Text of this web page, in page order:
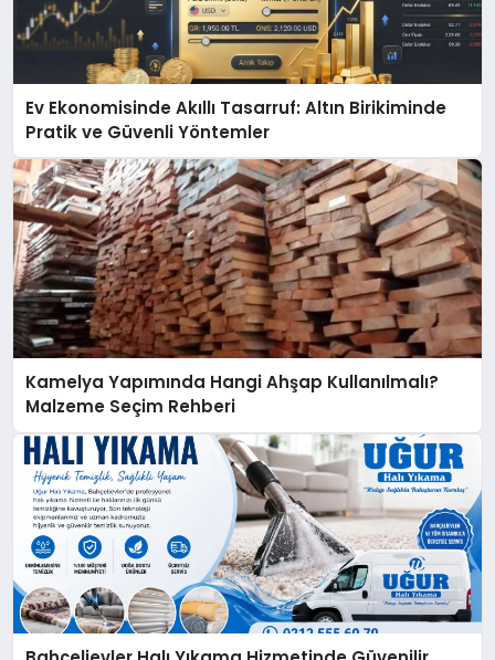
Ev Ekonomisinde Akıllı Tasarruf: Altın Birikiminde
Pratik ve Güvenli Yöntemler
Kamelya Yapımında Hangi Ahşap Kullanılmalı?
Malzeme Seçim Rehberi